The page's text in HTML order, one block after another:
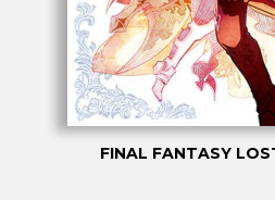
FINAL FANTASY